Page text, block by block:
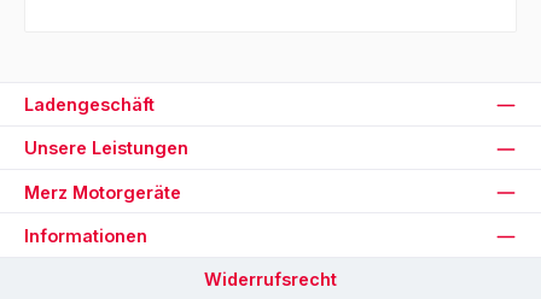
Ladengeschäft
Unsere Leistungen
Merz Motorgeräte
Informationen
Widerrufsrecht